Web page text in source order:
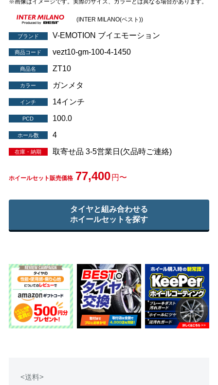
※画像はイメージです。実際のサイズ、カラーとは異なる場合があります。
(INTER MILANO(ベスト))
ブランド V-EMOTION ブイエモーション
商品コード vezt10-gm-100-4-1450
商品名 ZT10
カラー ガンメタ
インチ 14インチ
PCD 100.0
ホール数 4
在庫・納期 取寄せ品 3-5営業日(欠品時ご連絡)
ホイールセット販売価格 77,400 円〜
タイヤと組み合わせる
ホイールセットを探す
<送料>